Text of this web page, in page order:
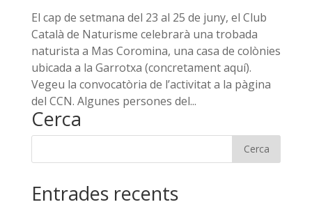
El cap de setmana del 23 al 25 de juny, el Club
Català de Naturisme celebrarà una trobada
naturista a Mas Coromina, una casa de colònies
ubicada a la Garrotxa (concretament aquí).
Vegeu la convocatòria de l’activitat a la pàgina
del CCN. Algunes persones del...
Cerca
Entrades recents